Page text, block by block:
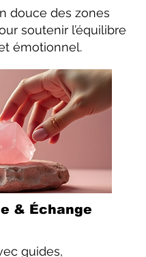
douce des zones
soutenir l’équilibre
émotionnel.
& Échange
guides,